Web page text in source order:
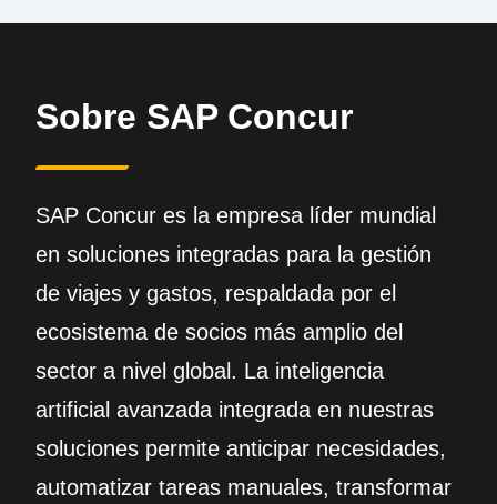
Sobre SAP Concur
SAP Concur es la empresa líder mundial
en soluciones integradas para la gestión
de viajes y gastos, respaldada por el
ecosistema de socios más amplio del
sector a nivel global. La inteligencia
artificial avanzada integrada en nuestras
soluciones permite anticipar necesidades,
automatizar tareas manuales, transformar